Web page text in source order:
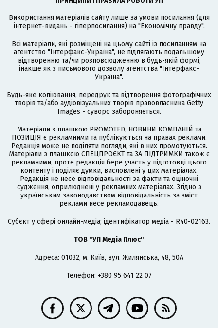
Використання матеріалів сайту лише за умови посилання (для
інтернет-видань - гіперпосилання) на "Економічну правду".
Всі матеріали, які розміщені на цьому сайті із посиланням на
агентство "Інтерфакс-Україна", не підлягають подальшому
відтворенню та/чи розповсюдженню в будь-якій формі,
інакше як з письмового дозволу агентства "Інтерфакс-
Україна".
Будь-яке копіювання, передрук та відтворення фотографічних
творів та/або аудіовізуальних творів правовласника Getty
Images - суворо забороняється.
Матеріали з плашкою PROMOTED, НОВИНИ КОМПАНІЙ та
ПОЗИЦІЯ є рекламними та публікуються на правах реклами.
Редакція може не поділяти погляди, які в них промотуються.
Матеріали з плашкою СПЕЦПРОЄКТ та ЗА ПІДТРИМКИ також є
рекламними, проте редакція бере участь у підготовці цього
контенту і поділяє думки, висловлені у цих матеріалах.
Редакція не несе відповідальності за факти та оціночні
судження, оприлюднені у рекламних матеріалах. Згідно з
українським законодавством відповідальність за зміст
реклами несе рекламодавець.
Cубєкт у сфері онлайн-медіа; ідентифікатор медіа - R40-02163.
ТОВ "УП Медіа Плюс"
Адреса: 01032, м. Київ, вул. Жилянська, 48, 50А
Телефон: +380 95 641 22 07